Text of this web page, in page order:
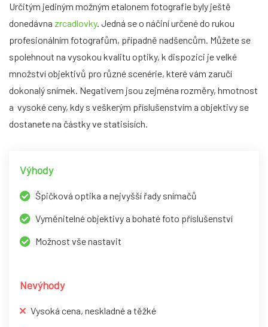
Určitým jediným možným etalonem fotografie byly ještě
donedávna zrcadlovky. Jedná se o náčiní určené do rukou
profesionálním fotografům, případně nadšencům. Můžete se
spolehnout na vysokou kvalitu optiky, k dispozici je velké
množství objektivů pro různé scenérie, které vám zaručí
dokonalý snímek. Negativem jsou zejména rozměry, hmotnost
a vysoké ceny, kdy s veškerým příslušenstvím a objektivy se
dostanete na částky ve statisísích.
Výhody
Špičková optika a nejvyšší řady snímačů
Vyměnitelné objektivy a bohaté foto příslušenství
Možnost vše nastavit
Nevýhody
Vysoká cena, neskladné a těžké